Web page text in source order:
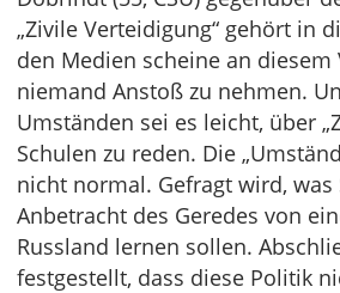
„Zivile Verteidigung“ gehört in
den Medien scheine an diesem
niemand Anstoß zu nehmen.
Umständen sei es leicht, über
Schulen zu reden. Die
nicht normal. Gefragt wird, was
Anbetracht des Geredes von
Russland lernen sollen.
festgestellt, dass diese Politik